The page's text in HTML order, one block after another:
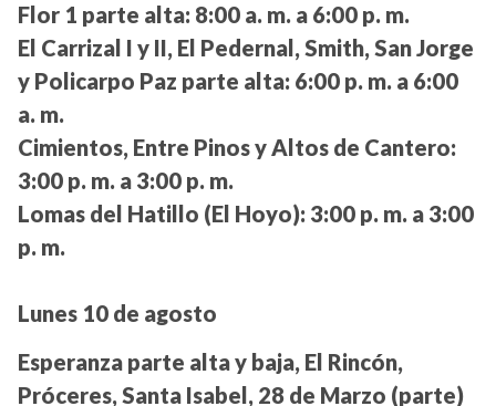
Flor 1 parte alta: 8:00 a. m. a 6:00 p. m.
El Carrizal I y II, El Pedernal, Smith, San Jorge
y Policarpo Paz parte alta: 6:00 p. m. a 6:00
a. m.
Cimientos, Entre Pinos y Altos de Cantero:
3:00 p. m. a 3:00 p. m.
Lomas del Hatillo (El Hoyo): 3:00 p. m. a 3:00
p. m.
Lunes 10 de agosto
Esperanza parte alta y baja, El Rincón,
Próceres, Santa Isabel, 28 de Marzo (parte)